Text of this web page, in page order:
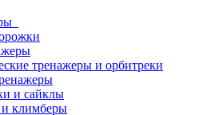
тренажеры и орбитреки
и сайклы
климберы